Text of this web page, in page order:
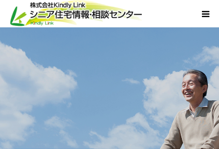
当社について
外国人人材採用